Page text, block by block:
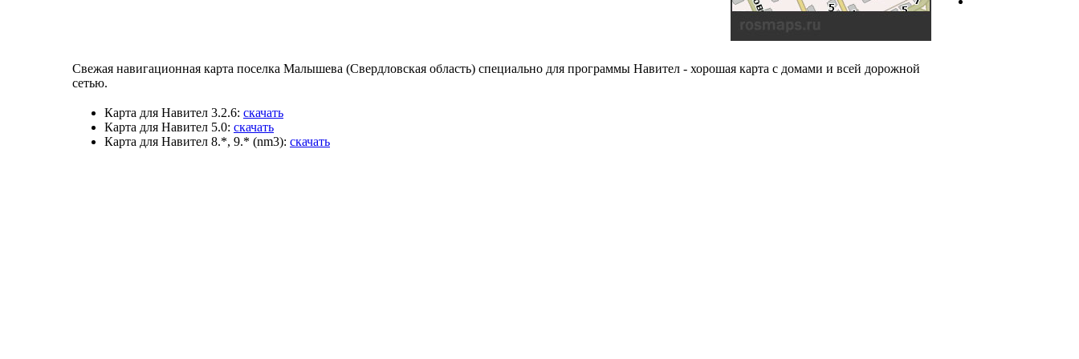
Свежая навигационная карта поселка Малышева (Свердловская область) специально для программы Навител - хорошая карта с домами и всей дорожной
сетью.
Карта для Навител 3.2.6: скачать
Карта для Навител 5.0: скачать
Карта для Навител 8.*, 9.* (nm3): скачать